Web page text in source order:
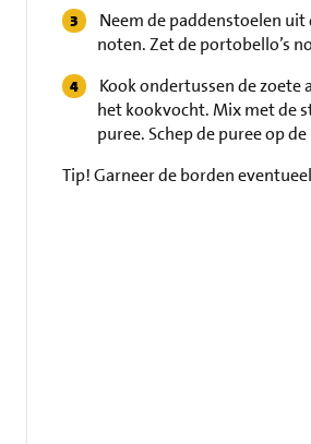
Neem de paddenstoelen
noten. Zet de portobello’s
Kook ondertussen de zoete
het kookvocht. Mix met de
puree. Schep de puree op
Tip! Garneer de borden